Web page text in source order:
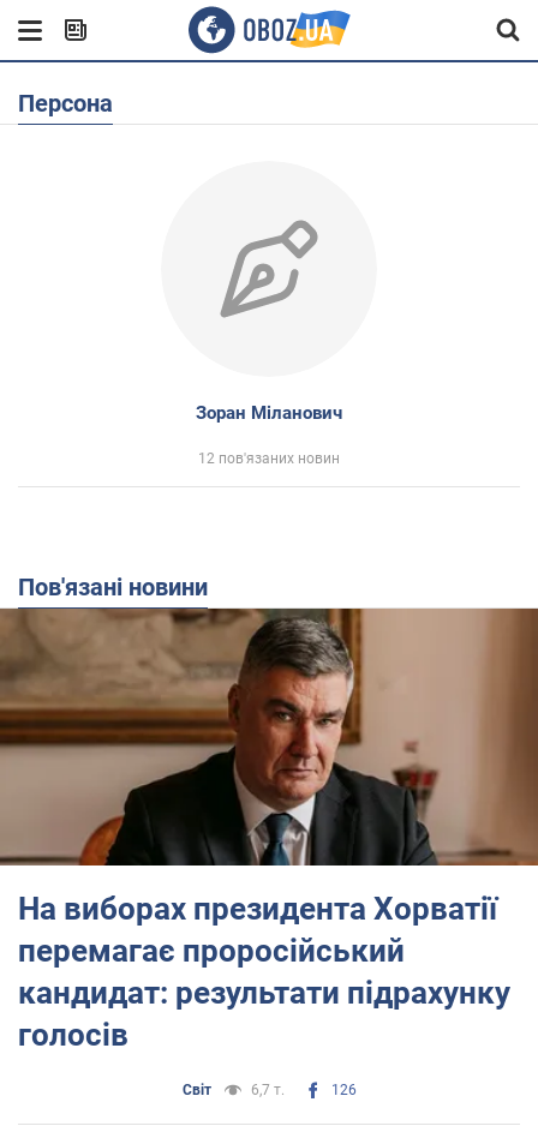
Персона
Зоран Міланович
12 пов'язаних новин
Пов'язані новини
На виборах президента Хорватії
перемагає проросійський
кандидат: результати підрахунку
голосів
Світ 6,7 т. 126